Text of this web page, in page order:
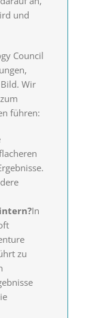
und
Council
Wir
führen:
In
zu